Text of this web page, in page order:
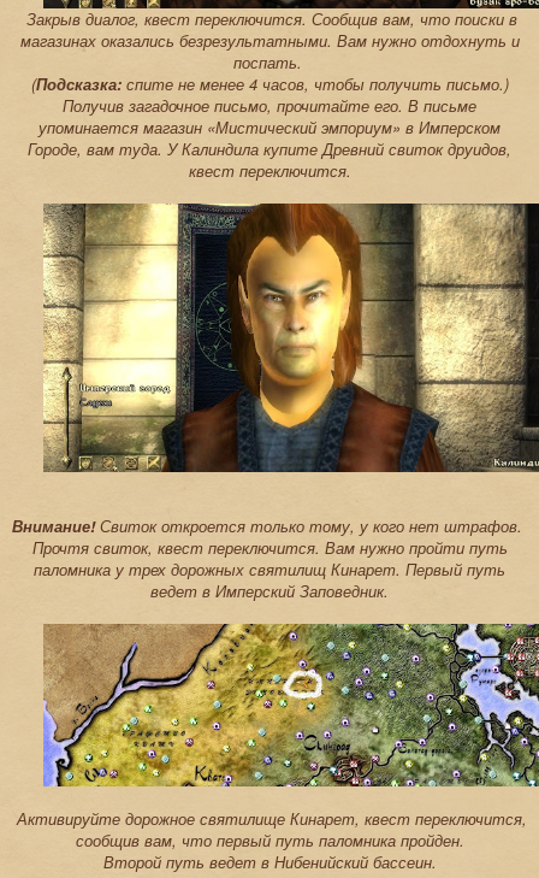
Закрыв диалог, квест переключится. Сообщив вам, что поиски в
магазинах оказались безрезультатными. Вам нужно отдохнуть и
поспать.
(Подсказка: спите не менее 4 часов, чтобы получить письмо.)
Получив загадочное письмо, прочитайте его. В письме
упоминается магазин «Мистический эмпориум» в Имперском
Городе, вам туда. У Калиндила купите Древний свиток друидов,
квест переключится.
Внимание!Свиток откроется только тому, у кого нет штрафов.
Прочтя свиток, квест переключится. Вам нужно пройти путь
паломника у трех дорожных святилищ Кинарет. Первый путь
ведет в Имперский Заповедник.
Активируйте дорожное святилище Кинарет, квест переключится,
сообщив вам, что первый путь паломника пройден.
Второй путь ведет в Нибенийский бассеин.